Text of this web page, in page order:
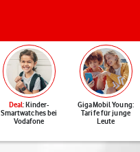
Deal: Kinder-
Smartwatches bei
Vodafone
GigaMobil Young:
Tarife für junge
Leute